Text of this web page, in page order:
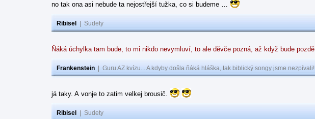
no tak ona asi nebude ta nejostřejší tužka, co si budeme …
Ribisel Sudety
Ňáká úchylka tam bude, to mi nikdo nevymluví, to ale děvče pozná, až když bude pozdě
Frankenstein Guru AZ kvízu... A kdyby došla ňáká hláška, tak biblický songy jsme nezpívali!
já taky. A vonje to zatim velkej brousič.
Ribisel Sudety